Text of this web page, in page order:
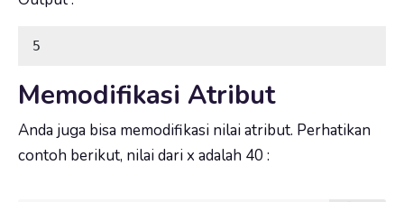
5
Memodifikasi Atribut
Anda juga bisa memodifikasi nilai atribut. Perhatikan
contoh berikut, nilai darix adalah 40 :